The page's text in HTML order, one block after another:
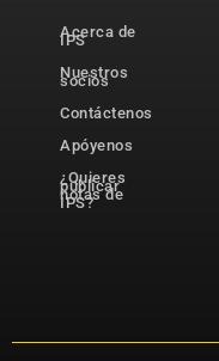
Acerca de
IPS
Nuestros
socios
Contáctenos
Apóyenos
¿Quieres
publicar
notas de
IPS?